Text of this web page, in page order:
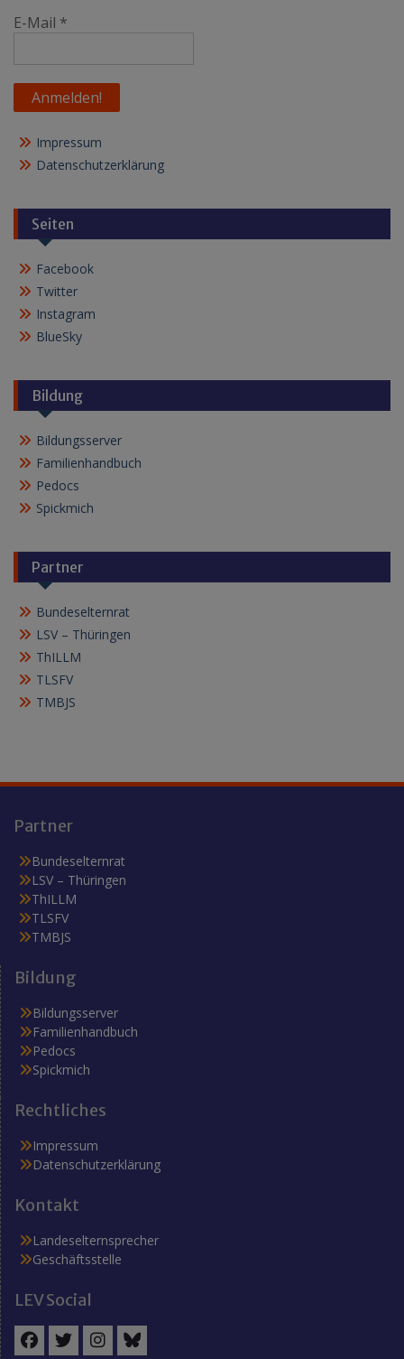
E-Mail *
Impressum
Datenschutzerklärung
Seiten
Facebook
Twitter
Instagram
BlueSky
Bildung
Bildungsserver
Familienhandbuch
Pedocs
Spickmich
Partner
Bundeselternrat
LSV – Thüringen
ThILLM
TLSFV
TMBJS
Partner
Bundeselternrat
LSV – Thüringen
ThILLM
TLSFV
TMBJS
Bildung
Bildungsserver
Familienhandbuch
Pedocs
Spickmich
Rechtliches
Impressum
Datenschutzerklärung
Kontakt
Landeselternsprecher
Geschäftsstelle
LEV Social